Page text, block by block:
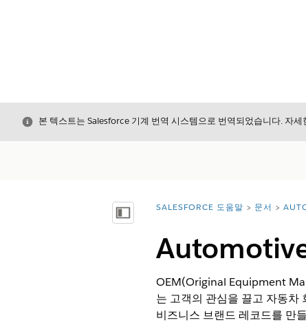
닫기본 텍스트는 Salesforce 기계 번역 시스템으로 번역되었습니다. 자세
목차 표시 위치:
SALESFORCE 도움말 문서
OEM(Original Equipment
는 고객의 관심을 끌고 자동차
비즈니스 브랜드 레코드를 만